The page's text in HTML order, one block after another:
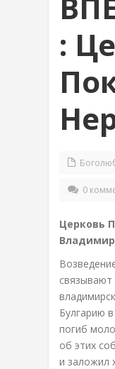
:
0
Церковь
Булгарию
погиб
об этих
и заложил